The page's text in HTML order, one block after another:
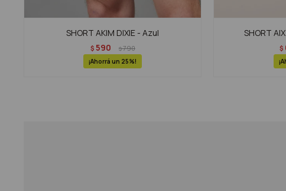
SHORT AKIM DIXIE - Azul
$ 590 $790
25
SHORT
$